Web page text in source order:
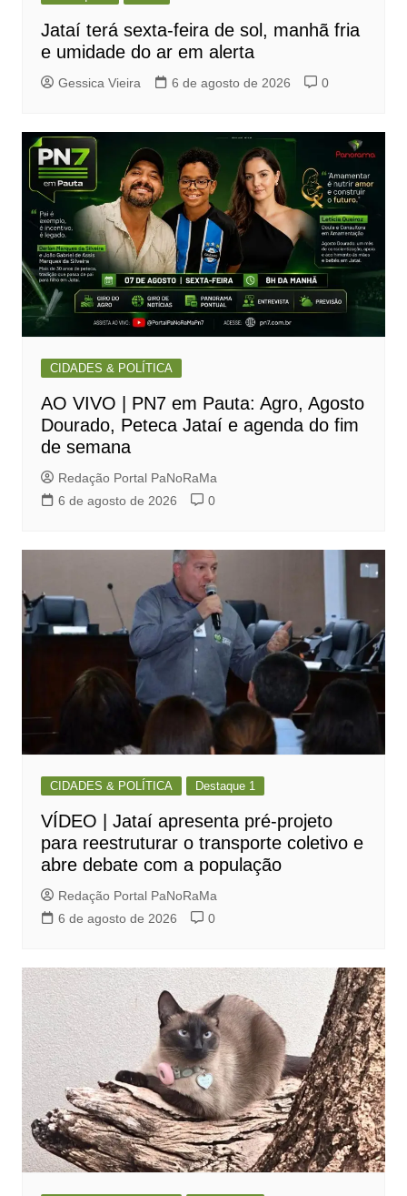
Jataí terá sexta-feira de sol, manhã fria
e umidade do ar em alerta
Gessica Vieira 6 de agosto de 2026 0
CIDADES & POLÍTICA
AO VIVO | PN7 em Pauta: Agro, Agosto
Dourado, Peteca Jataí e agenda do fim
de semana
Redação Portal PaNoRaMa
6 de agosto de 2026
0
CIDADES & POLÍTICA Destaque 1
VÍDEO | Jataí apresenta pré-projeto
para reestruturar o transporte coletivo e
abre debate com a população
Redação Portal PaNoRaMa
6 de agosto de 2026
0